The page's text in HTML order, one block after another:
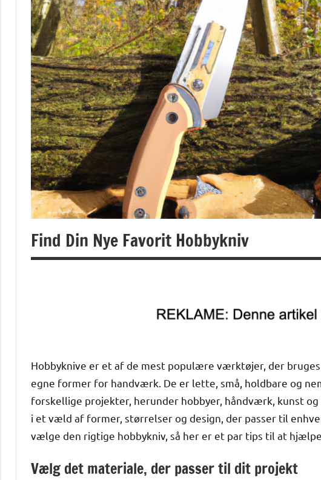
Find Din Nye Favorit Hobbykniv
Hobbyknive er et af de mest populære værktøjer, der
egne former for handværk. De er lette, små, holdbare og
forskellige projekter, herunder hobbyer, håndværk, kunst
i et væld af former, størrelser og design, der passer til
vælge den rigtige hobbykniv, så her er et par tips til at
Vælg det materiale, der passer til dit projekt